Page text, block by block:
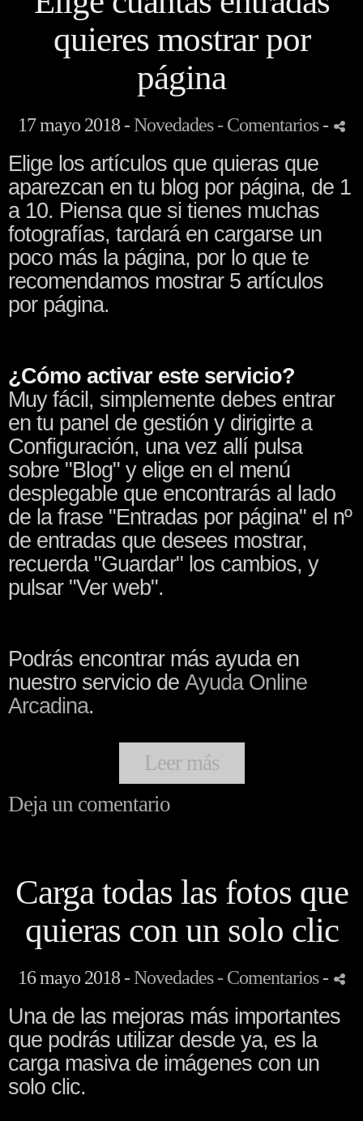
quieres mostrar por
página
17 mayo 2018 -Novedades - Comentarios-
Elige los artículos que quieras que
aparezcan en tu blog por página, de 1
a 10. Piensa que si tienes muchas
fotografías, tardará en cargarse un
poco más la página, por lo que te
recomendamos mostrar 5 artículos
por página.
¿Cómo activar este servicio?
Muy fácil, simplemente debes entrar
en tu panel de gestión y dirigirte a
Configuración, una vez allí pulsa
sobre "Blog" y elige en el menú
desplegable que encontrarás al lado
de la frase "Entradas por página" el nº
de entradas que desees mostrar,
recuerda "Guardar" los cambios, y
pulsar "Ver web".
Podrás encontrar más ayuda en
nuestro servicio de Ayuda Online
Arcadina.
Leer más
Deja un comentario
Carga todas las fotos que
quieras con un solo clic
16 mayo 2018 -Novedades - Comentarios-
Una de las mejoras más importantes
que podrás utilizar desde ya, es la
carga masiva de imágenes con un
solo clic.